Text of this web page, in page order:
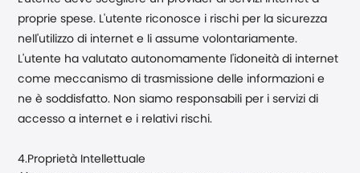
proprie spese. L'utente riconosce i rischi per la sicurezza
nell'utilizzo di internet e li assume volontariamente.
L'utente ha valutato autonomamente l'idoneità di internet
come meccanismo di trasmissione delle informazioni e
ne è soddisfatto. Non siamo responsabili per i servizi di
accesso a internet e i relativi rischi.
4.Proprietà Intellettuale